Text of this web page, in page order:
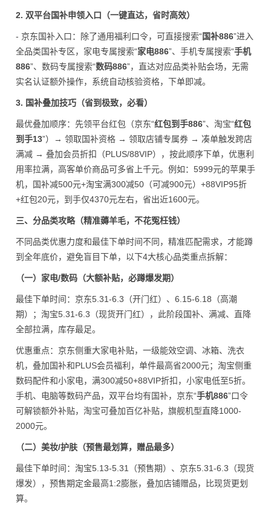
2. 双平台国补申领入口（一键直达，省时高效）
- 京东国补入口：除了通用福利口令，可直接搜索“国补886”进入
全品类国补专区，家电专属搜索“家电886”、手机专属搜索“手机
886”、数码专属搜索“数码886”，直达对应品类补贴会场，无需
实名认证额外操作，系统自动核验资格，下单即减。
3. 国补叠加技巧（省到极致，必看）
最优叠加顺序：先领平台红包（京东“红包到手886”、淘宝“红包
到手13”）→ 领取国补资格 → 领取店铺专属券 → 凑单触发跨店
满减 → 叠加会员折扣（PLUS/88VIP），按此顺序下单，优惠利
用率拉满，高客单价商品可多省上千元。例如：5999元的苹果手
机，国补减500元+淘宝满300减50（可减900元）+88VIP95折
+红包20元，到手仅4370元左右，省出近1600元。
三、分品类攻略（精准薅羊毛，不花冤枉钱）
不同品类优惠力度和最佳下单时间不同，精准匹配需求，才能蹲
到全年底价，避免盲目下单，以下4大核心品类重点拆解：
（一）家电/数码（大额补贴，必蹲爆发期）
最佳下单时间：京东5.31-6.3（开门红）、6.15-6.18（高潮
期）；淘宝5.31-6.3（现货开门红），此阶段国补、满减、直降
全部拉满，库存最足。
优惠重点：京东侧重大家电补贴，一级能效空调、冰箱、洗衣
机，叠加国补和PLUS会员福利，单件最高省2000元；淘宝侧重
数码配件和小家电，满300减50+88VIP折扣，小家电低至5折。
手机、电脑等数码产品，双平台均有国补，京东“手机886”口令
可解锁额外补贴，淘宝可叠加百亿补贴，旗舰机型直降1000-
2000元。
（二）美妆/护肤（预售最划算，赠品最多）
最佳下单时间：淘宝5.13-5.31（预售期）、京东5.31-6.3（现货
爆发），预售期定金最高1:2膨胀，叠加店铺赠品，比现货更划
算。